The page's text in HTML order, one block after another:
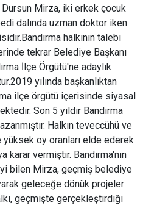
Mirza, iki erkek çocuk
dalında uzman doktor iken
halkının talebi
tekrar Belediye Başkanı
İlçe Örgütü'ne adaylık
yılında başkanlıktan
ilçe örgütü içerisinde siyasal
Son 5 yıldır Bandırma
Halkın teveccühü ve
oy oranları elde ederek
karar vermiştir. Bandırma'nın
bilen Mirza, geçmiş belediye
geleceğe dönük projeler
geçmişte gerçekleştirdiği